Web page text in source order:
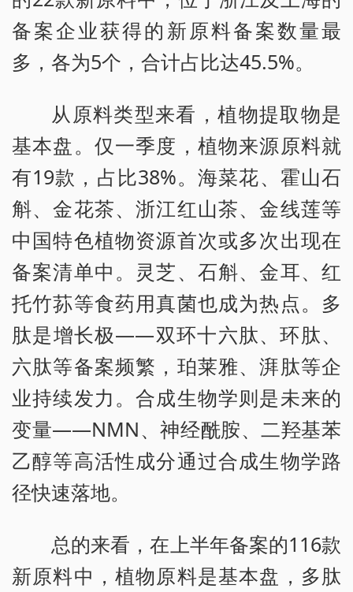
备案企业获得的新原料备案数量最
多，各为5个，合计占比达45.5%。
从原料类型来看，植物提取物是
基本盘。仅一季度，植物来源原料就
有19款，占比38%。海菜花、霍山石
斛、金花茶、浙江红山茶、金线莲等
中国特色植物资源首次或多次出现在
备案清单中。灵芝、石斛、金耳、红
托竹荪等食药用真菌也成为热点。多
肽是增长极——双环十六肽、环肽、
六肽等备案频繁，珀莱雅、湃肽等企
业持续发力。合成生物学则是未来的
变量——NMN、神经酰胺、二羟基苯
乙醇等高活性成分通过合成生物学路
径快速落地。
总的来看，在上半年备案的116款
新原料中，植物原料是基本盘，多肽